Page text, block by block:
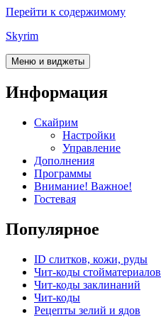
Перейти к содержимому
Skyrim
Меню и виджеты
Информация
Скайрим
Настройки
Управление
Дополнения
Программы
Внимание! Важное!
Гостевая
Популярное
ID слитков, кожи, руды
Чит-коды стойматериалов
Чит-коды заклинаний
Чит-коды
Рецепты зелий и ядов